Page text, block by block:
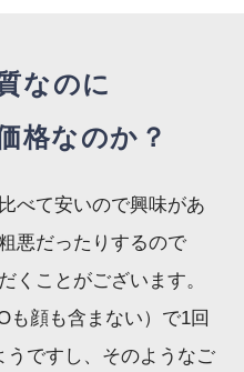
なのに
格なのか？
べて安いので興味があ
悪だったりするので
くことがございます。
も顔も含まない）で1回
うですし、そのようなご